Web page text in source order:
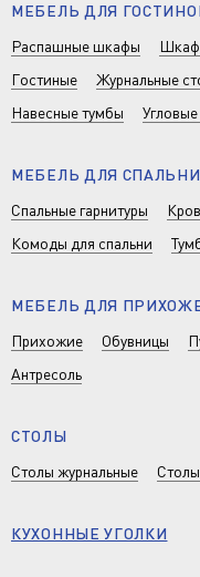
МЕБЕЛЬ ДЛЯ
Распашные шкафы
Гостиные
Журнальные
Навесные тумбы
МЕБЕЛЬ ДЛЯ СПАЛЬНИ
Спальные гарнитуры
Комоды для спальни
МЕБЕЛЬ ДЛЯ
Прихожие
Обувницы
Антресоль
СТОЛЫ
Столы журнальные
КУХОННЫЕ УГОЛКИ